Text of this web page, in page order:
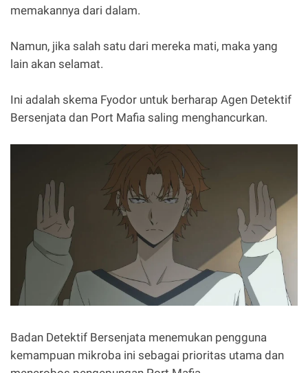
memakannya dari dalam.
Namun, jika salah satu dari mereka mati, maka yang
lain akan selamat.
Ini adalah skema Fyodor untuk berharap Agen Detektif
Bersenjata dan Port Mafia saling menghancurkan.
Badan Detektif Bersenjata menemukan pengguna
kemampuan mikroba ini sebagai prioritas utama dan